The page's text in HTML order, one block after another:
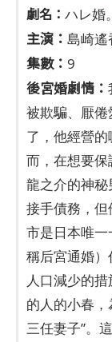
劇名： ハレ婚。
主演： 島崎遙
集數： 9
後宮婚劇情：
被欺騙、厭
了，他經營
而，在想要
龍之介的神
接手債務，
市是日本唯
稱后宮通婚
人口減少的
的人的小春
三任妻子”。